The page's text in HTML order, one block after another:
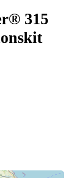
315